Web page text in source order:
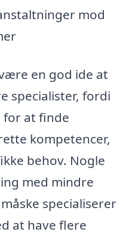
mod
en god ide at
specialister, fordi
for at finde
kompetencer,
behov. Nogle
med mindre
specialiserer
at have flere